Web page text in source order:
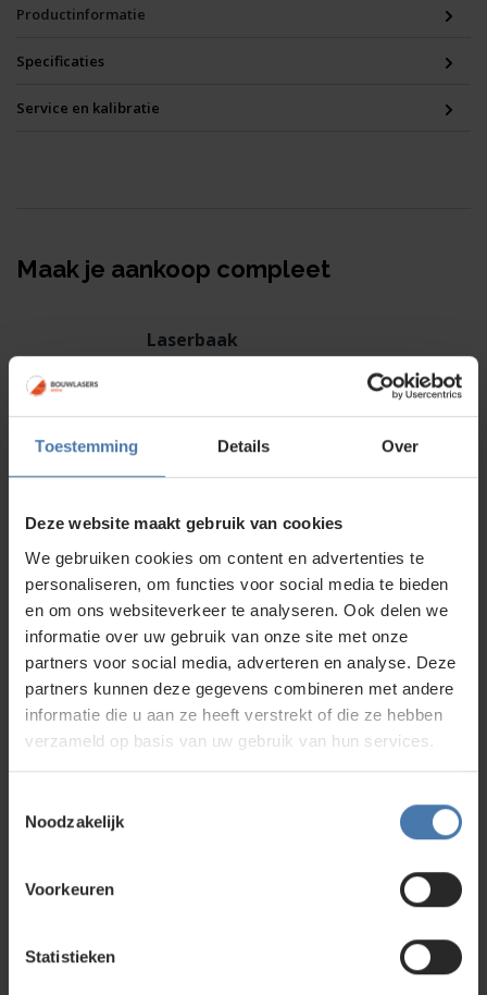
Toestemming Details Over
Deze website maakt gebruik van cookies
We gebruiken cookies om content en advertenties te
personaliseren, om functies voor social media te bieden
en om ons websiteverkeer te analyseren. Ook delen we
informatie over uw gebruik van onze site met onze
partners voor social media, adverteren en analyse. Deze
partners kunnen deze gegevens combineren met andere
informatie die u aan ze heeft verstrekt of die ze hebben
verzameld op basis van uw gebruik van hun services.
Noodzakelijk
Voorkeuren
Statistieken
Productinformatie
Specificaties
Service en kalibratie
Maak je aankoop compleet
Laserbaak
Levelfix Bouwstatief
75,00
Wellicht ben je ook geïnteresseerd in